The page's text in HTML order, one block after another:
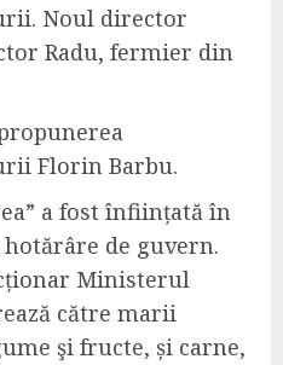
Noul director
Radu, fermier din
Florin Barbu.
a fost înființată în
de guvern.
Ministerul
către marii
şi fructe, și carne,